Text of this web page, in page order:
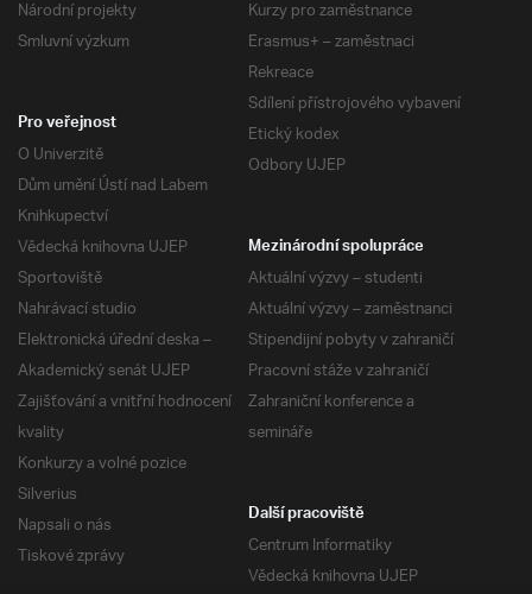
Národní projekty
Smluvní výzkum
Kurzy pro zaměstnance
Erasmus+ – zaměstnaci
Rekreace
Sdílení přístrojového vybavení
Etický kodex
Odbory UJEP
Pro veřejnost
O Univerzitě
Dům umění Ústí nad Labem
Knihkupectví
Vědecká knihovna UJEP
Sportoviště
Nahrávací studio
Elektronická úřední deska –
Akademický senát UJEP
Zajišťování a vnitřní hodnocení
kvality
Konkurzy a volné pozice
Silverius
Napsali o nás
Tiskové zprávy
Mezinárodní spolupráce
Aktuální výzvy – studenti
Aktuální výzvy – zaměstnanci
Stipendijní pobyty v zahraničí
Pracovní stáže v zahraničí
Zahraniční konference a
semináře
Další pracoviště
Centrum Informatiky
Vědecká knihovna UJEP